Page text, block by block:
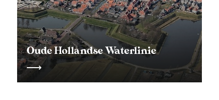
Oude Hollandse Waterlinie